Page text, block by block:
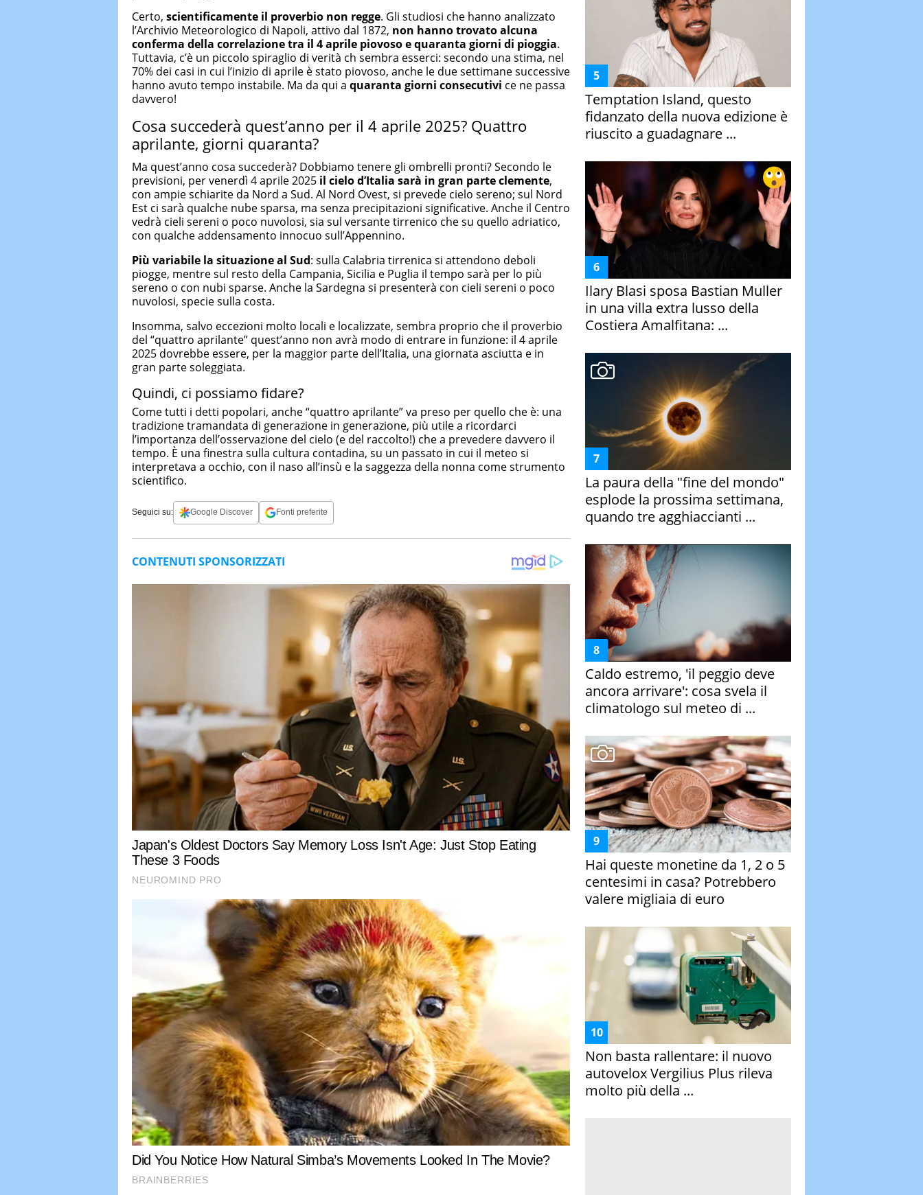
Certo, scientificamente il proverbio non regge. Gli studiosi che hanno analizzato
l’Archivio Meteorologico di Napoli, attivo dal 1872, non hanno trovato alcuna
conferma della correlazione tra il 4 aprile piovoso e quaranta giorni di pioggia.
Tuttavia, c’è un piccolo spiraglio di verità ch sembra esserci: secondo una stima, nel
70% dei casi in cui l’inizio di aprile è stato piovoso, anche le due settimane successive
hanno avuto tempo instabile. Ma da qui a quaranta giorni consecutivi ce ne passa
davvero!
Cosa succederà quest’anno per il 4 aprile 2025? Quattro
aprilante, giorni quaranta?
Ma quest’anno cosa succederà? Dobbiamo tenere gli ombrelli pronti? Secondo le
previsioni, per venerdì 4 aprile 2025 il cielod’Italia sarà in gran parte clemente,
con ampie schiarite da Nord a Sud. Al Nord Ovest, si prevede cielo sereno; sul Nord
Est ci sarà qualche nube sparsa, ma senza precipitazioni significative. Anche il Centro
vedrà cieli sereni o poco nuvolosi, sia sul versante tirrenico che su quello adriatico,
con qualche addensamento innocuo sull’Appennino.
Più variabile la situazione al Sud: sulla Calabria tirrenica si attendono deboli
piogge, mentre sul resto della Campania, Sicilia e Puglia il tempo sarà per lo più
sereno o con nubi sparse. Anche la Sardegna si presenterà con cieli sereni o poco
nuvolosi, specie sulla costa.
Insomma, salvo eccezioni molto locali e localizzate, sembra proprio che il proverbio
del “quattro aprilante” quest’anno non avrà modo di entrare in funzione: il 4 aprile
2025 dovrebbe essere, per la maggior parte dell’Italia, una giornata asciutta e in
gran parte soleggiata.
Quindi, ci possiamo fidare?
Come tutti i detti popolari, anche “quattro aprilante” va preso per quello che è: una
tradizione tramandata di generazione in generazione, più utile a ricordarci
l’importanza dell’osservazione del cielo (e del raccolto!) che a prevedere davvero il
tempo. È una finestra sulla cultura contadina, su un passato in cui il meteo si
interpretava a occhio, con il naso all’insù e la saggezza della nonna come strumento
scientifico.
Seguici su: Google Discover Fonti preferite
Temptation Island, questo
fidanzato della nuova edizione è
riuscito a guadagnare ...
Ilary Blasi sposa Bastian Muller
in una villa extra lusso della
Costiera Amalfitana: ...
La paura della "fine del mondo"
esplode la prossima settimana,
quando tre agghiaccianti ...
Caldo estremo, 'il peggio deve
ancora arrivare': cosa svela il
climatologo sul meteo di ...
Hai queste monetine da 1, 2 o 5
centesimi in casa? Potrebbero
valere migliaia di euro
Non basta rallentare: il nuovo
autovelox Vergilius Plus rileva
molto più della ...